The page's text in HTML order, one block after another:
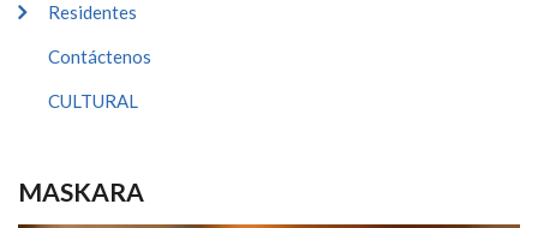
Residentes
Contáctenos
CULTURAL
MASKARA